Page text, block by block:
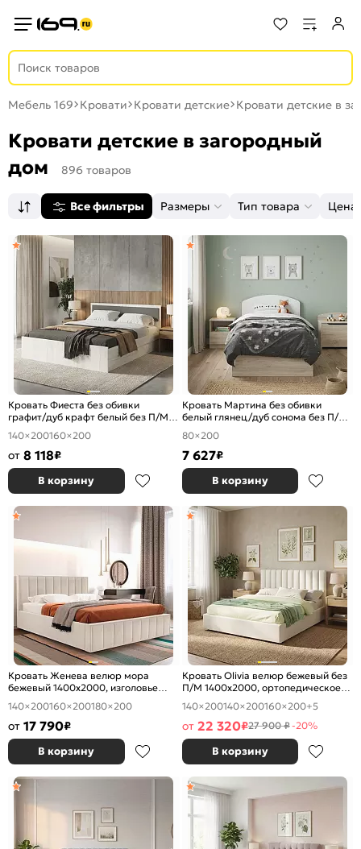
Мебель 169 Кровати Кровати детские Кровати детские в
Кровати детские в загородный
дом
896 товаров
Все фильтры Размеры Тип товара Цена
Кровать Фиеста без обивки
графит/дуб крафт белый без П/М
1400x2000, изголовье жесткое
140×200160×200
от 8 118₽
В корзину
Кровать Мартина без обивки
белый глянец/дуб сонома без П/М
800x2000, изголовье жесткое
80×200
7 627₽
В корзину
Кровать Женева велюр мора
бежевый 1400x2000, изголовье
мягкое
140×200160×200180×200
от 17 790₽
В корзину
Кровать Olivia велюр бежевый без
П/М 1400x2000, ортопедическое
основание, изголовье мягкое
140×200140×200160×200+5
от 22 320₽27 900 ₽-20%
В корзину